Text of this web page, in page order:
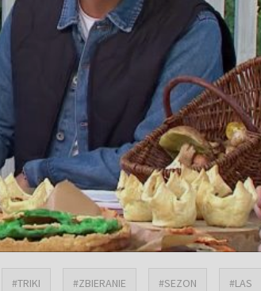
#TRIKI #ZBIERANIE #SEZON #LAS